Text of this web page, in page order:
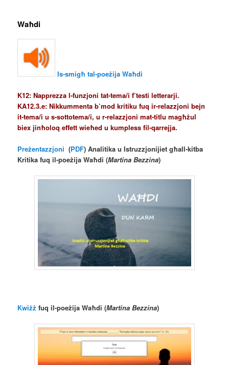
Waħdi
Is-smigħ tal-poeżija Waħdi
K12: Napprezza l-funzjoni tat-tema/i f’testi letterarji.
KA12.3.e: Nikkummenta b’mod kritiku fuq ir-relazzjoni bejn
it-tema/i u s-sottotema/i, u r-relazzjoni mat-titlu magħżul
biex jinħoloq effett wieħed u kumpless fil-qarrejja.
Preżentazzjoni (PDF) Analitika u Istruzzjonijiet għall-kitba
Kritika fuq il-poeżija Waħdi (Martina Bezzina)
Kwiżż fuq il-poeżija Waħdi (Martina Bezzina)